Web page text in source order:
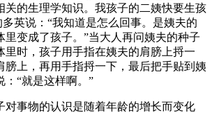
关的生理学知识。我孩子的二姨快要生孩
英说：“我知道是怎么回事。是姨夫的
里变成了孩子。”当大人再问姨夫的种子
里时，孩子用手指在姨夫的肩膀上捋一
膀上，再用手指捋一下，最后把手贴到姨
：“就是这样啊。”
对事物的认识是随着年龄的增长而变化